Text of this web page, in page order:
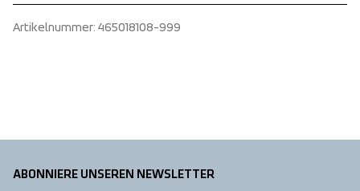
100% Polyester
erhalten.
Two front pockets
Artikelnummer: 465018108-999
ABONNIERE UNSEREN NEWSLETTER